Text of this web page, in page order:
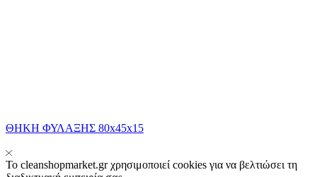
ΘΗΚΗ ΦΥΛΑΞΗΣ 80x45x15
Το cleanshopmarket.gr χρησιμοποιεί cookies για να βελτιώσει τη